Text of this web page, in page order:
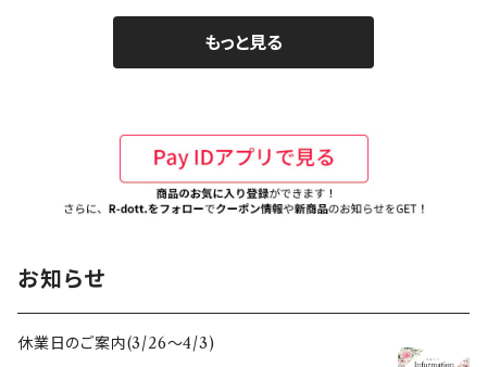
もっと見る
お知らせ
休業日のご案内(3/26〜4/3)